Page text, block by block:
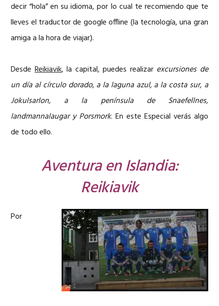
decir “hola” en su idioma, por lo cual te recomiendo que te
lleves el traductor de google offline (la tecnología, una gran
amiga a la hora de viajar).
DesdeReikiavik, la capital, puedes realizar excursiones de
un día al círculo dorado, a la laguna azul, a la costa sur, a
Jokulsarlon, a la península de Snaefellnes,
landmannalaugar y Porsmork. En este Especial verás algo
de todo ello.
Aventura en Islandia:
Reikiavik
Por